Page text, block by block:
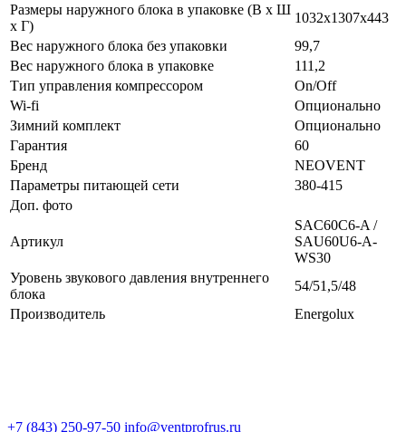
Размеры наружного блока в упаковке (В х Ш
х Г)
1032x1307x443
Вес наружного блока без упаковки
99,7
Вес наружного блока в упаковке
111,2
Тип управления компрессором
On/Off
Wi-fi
Опционально
Зимний комплект
Опционально
Гарантия
60
Бренд
NEOVENT
Параметры питающей сети
380-415
Доп. фото
Артикул
SAС60С6-A /
SAU60U6-A-
WS30
Уровень звукового давления внутреннего
блока
54/51,5/48
Производитель
Energolux
+7 (843) 250-97-50 info@ventprofrus.ru